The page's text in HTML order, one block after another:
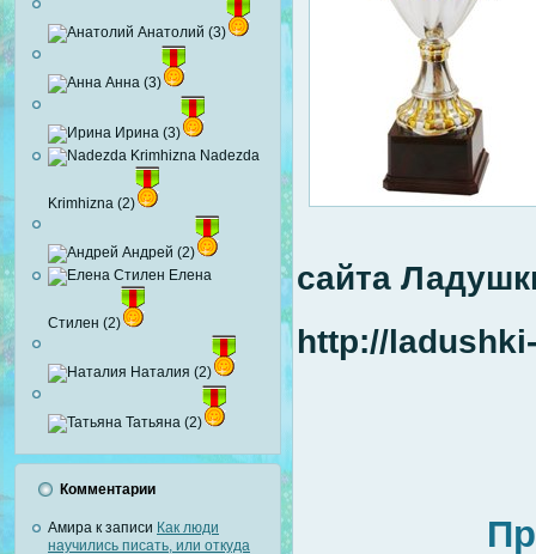
Анатолий (3)
Анна (3)
Ирина (3)
Nadezda
Krimhizna (2)
Андрей (2)
Елена
Стилен (2)
Наталия (2)
Татьяна (2)
Комментарии
Амира к записи Как люди
научились писать, или откуда
сайта
http://